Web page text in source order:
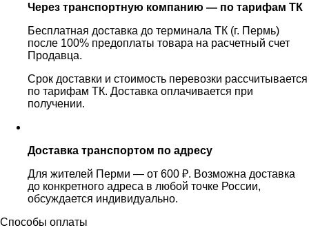
Через транспортную компанию — по тарифам ТК
Бесплатная доставка до терминала ТК (г. Пермь)
после 100% предоплаты товара на расчетный счет
Продавца.
Срок доставки и стоимость перевозки рассчитывается
по тарифам ТК. Доставка оплачивается при
получении.
Доставка транспортом по адресу
Для жителей Перми — от 600 ₽. Возможна доставка
до конкретного адреса в любой точке России,
обсуждается индивидуально.
Способы оплаты